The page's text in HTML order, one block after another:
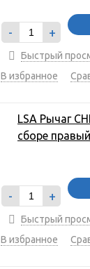
- +
Быстрый
В избранное
LSA Рычаг
сборе правый
- +
Быстрый
В избранное